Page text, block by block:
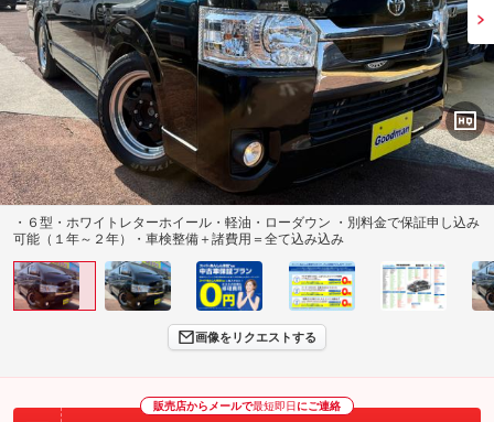
・６型・ホワイトレターホイール・軽油・ローダウン ・別料金で保証申し込み
可能（１年～２年）・車検整備＋諸費用＝全て込み込み
画像をリクエストする
販売店からメールで最短即日 にご連絡